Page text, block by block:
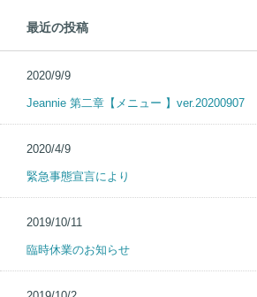
最近の投稿
2020/9/9
Jeannie 第二章【メニュー 】ver.20200907
2020/4/9
緊急事態宣言により
2019/10/11
臨時休業のお知らせ